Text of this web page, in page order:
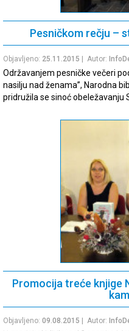
Pesničkom rečju –
Objavljeno: 25.11.2015 | Autor:
Održavanjem pesničke večeri
nasilju nad ženama”, Narodna
pridružila se sinoć obeležavanju
Promocija treće knjige
Objavljeno: 09.08.2015 | Autor: